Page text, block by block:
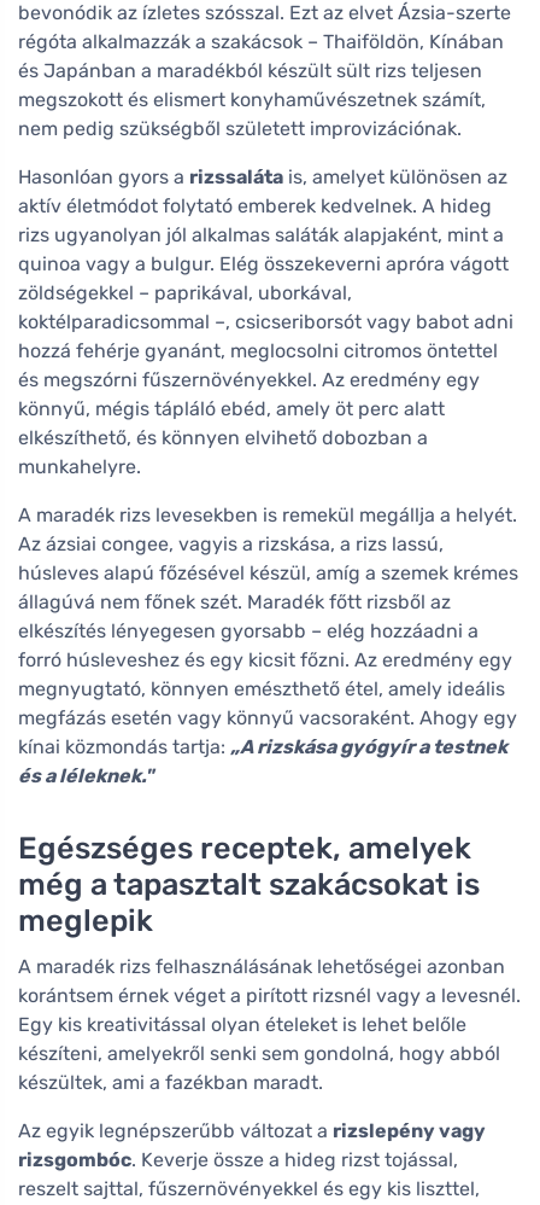
bevonódik az ízletes szósszal. Ezt az elvet Ázsia-szerte
régóta alkalmazzák a szakácsok – Thaiföldön, Kínában
és Japánban a maradékból készült sült rizs teljesen
megszokott és elismert konyhaművészetnek számít,
nem pedig szükségből született improvizációnak.
Hasonlóan gyors a rizssaláta is, amelyet különösen az
aktív életmódot folytató emberek kedvelnek. A hideg
rizs ugyanolyan jól alkalmas saláták alapjaként, mint a
quinoa vagy a bulgur. Elég összekeverni apróra vágott
zöldségekkel – paprikával, uborkával,
koktélparadicsommal –, csicseriborsót vagy babot adni
hozzá fehérje gyanánt, meglocsolni citromos öntettel
és megszórni fűszernövényekkel. Az eredmény egy
könnyű, mégis tápláló ebéd, amely öt perc alatt
elkészíthető, és könnyen elvihető dobozban a
munkahelyre.
A maradék rizs levesekben is remekül megállja a helyét.
Az ázsiai congee, vagyis a rizskása, a rizs lassú,
húsleves alapú főzésével készül, amíg a szemek krémes
állagúvá nem főnek szét. Maradék főtt rizsből az
elkészítés lényegesen gyorsabb – elég hozzáadni a
forró húsleveshez és egy kicsit főzni. Az eredmény egy
megnyugtató, könnyen emészthető étel, amely ideális
megfázás esetén vagy könnyű vacsoraként. Ahogy egy
kínai közmondás tartja: „A rizskása gyógyír a testnek
és a léleknek."
Egészséges receptek, amelyek
még a tapasztalt szakácsokat is
meglepik
A maradék rizs felhasználásának lehetőségei azonban
korántsem érnek véget a pirított rizsnél vagy a levesnél.
Egy kis kreativitással olyan ételeket is lehet belőle
készíteni, amelyekről senki sem gondolná, hogy abból
készültek, ami a fazékban maradt.
Az egyik legnépszerűbb változat a rizslepény vagy
rizsgombóc. Keverje össze a hideg rizst tojással,
reszelt sajttal, fűszernövényekkel és egy kis liszttel,